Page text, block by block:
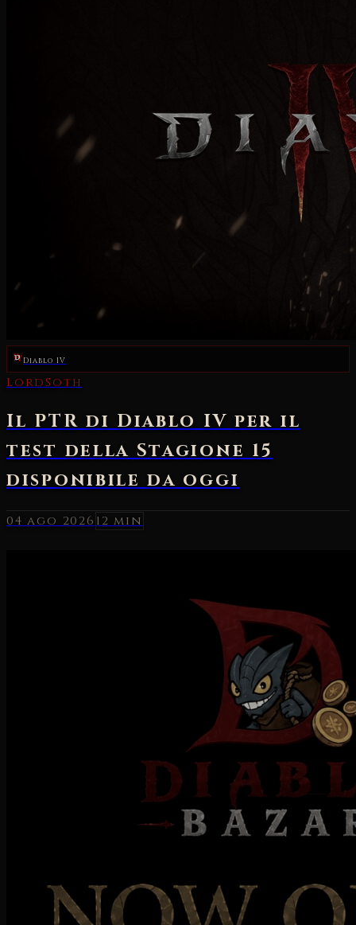
Diablo IV
04 ago 2026 12 min